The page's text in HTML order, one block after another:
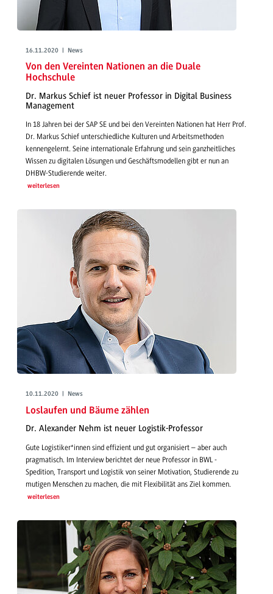
16.11.2020 | News
Von den Vereinten Nationen an die Duale
Hochschule
Dr. Markus Schief ist neuer Professor in Digital Business
Management
In 18 Jahren bei der SAP SE und bei den Vereinten Nationen hat Herr Prof.
Dr. Markus Schief unterschiedliche Kulturen und Arbeitsmethoden
kennengelernt. Seine internationale Erfahrung und sein ganzheitliches
Wissen zu digitalen Lösungen und Geschäftsmodellen gibt er nun an
DHBW-Studierende weiter.
weiterlesen
10.11.2020 | News
Loslaufen und Bäume zählen
Dr. Alexander Nehm ist neuer Logistik-Professor
Gute Logistiker*innen sind effizient und gut organisiert – aber auch
pragmatisch. Im Interview berichtet der neue Professor in BWL -
Spedition, Transport und Logistik von seiner Motivation, Studierende zu
mutigen Menschen zu machen, die mit Flexibilität ans Ziel kommen.
weiterlesen